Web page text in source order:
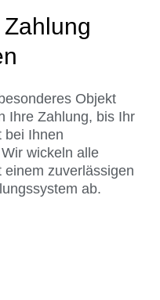
Objekt
Ihre Zahlung, bis Ihr
bei Ihnen
wickeln alle
einem zuverlässigen
ab.